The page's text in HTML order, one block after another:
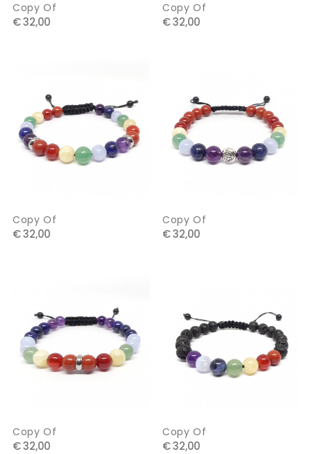
Copy Of
€ 32,00
Copy Of
€ 32,00
Copy Of
€ 32,00
Copy Of
€ 32,00
Copy Of
€ 32,00
Copy Of
€ 32,00